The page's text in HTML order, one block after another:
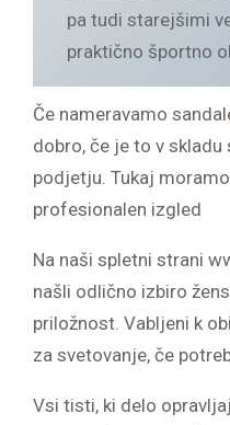
pa tudi starejšimi
praktično športno
Če nameravamo
dobro, če je to v skladu
podjetju. Tukaj
profesionalen izgled
Na naši spletni strani
našli odlično izbiro
priložnost. Vabljeni k
za svetovanje, če
Vsi tisti, ki delo